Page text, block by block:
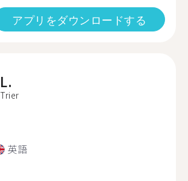
アプリをダウンロードする
L.
Trier
英語